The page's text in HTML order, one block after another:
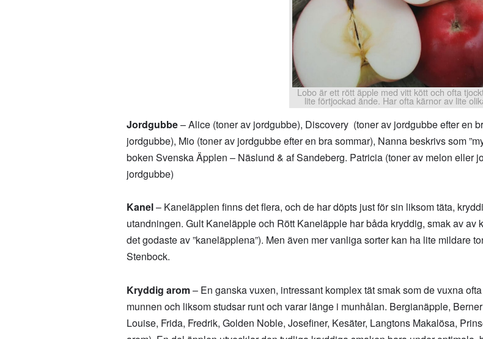
Lobo är ett rött äpple med vitt kött och ofta
lite förtjockad ände. Har ofta kärnor av lite
Jordgubbe– Alice (toner av jordgubbe), Discovery (toner av jordgubbe efter en
jordgubbe), Mio (toner av jordgubbe efter en bra sommar), Nanna beskrivs som
boken Svenska Äpplen – Näslund & af Sandeberg. Patricia (toner av melon eller
jordgubbe)
Kanel– Kaneläpplen finns det flera, och de har döpts just för sin liksom täta,
utandningen. Gult Kaneläpple och Rött Kaneläpple har båda kryddig, smak av
det godaste av ”kaneläpplena”). Men även mer vanliga sorter kan ha lite mildare
Stenbock.
Kryddig arom– En ganska vuxen, intressant komplex tät smak som de vuxna
munnen och liksom studsar runt och varar länge i munhålan. Bergianäpple,
Louise, Frida, Fredrik, Golden Noble, Josefiner, Kesäter, Langtons Makalösa,